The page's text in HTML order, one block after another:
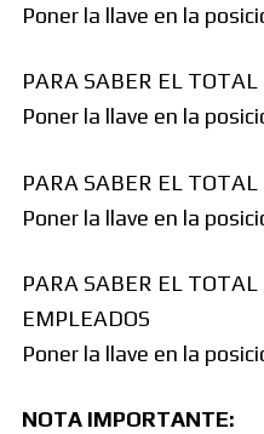
Poner la llave en la
PARA SABER EL TOTAL
Poner la llave en la
PARA SABER EL TOTAL
Poner la llave en la
PARA SABER EL TOTAL
EMPLEADOS
Poner la llave en la
NOTA IMPORTANTE: